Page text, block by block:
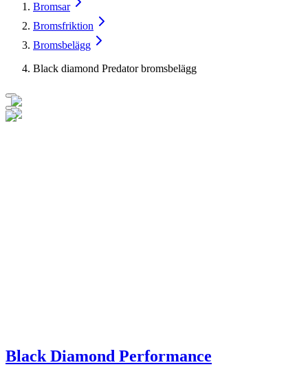
Bromsar
Bromsfriktion
Bromsbelägg
Black diamond Predator bromsbelägg
Black Diamond Performance